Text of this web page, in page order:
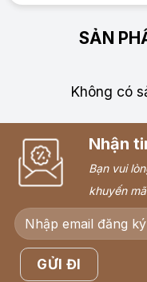
SẢN
Không có
Nhận
Bạn vui
khuyến